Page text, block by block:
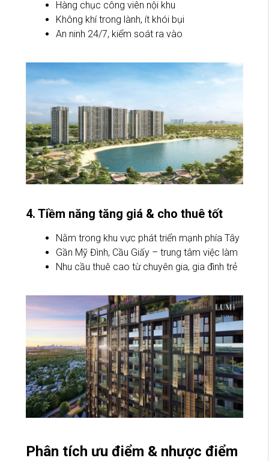
Hàng chục công viên nội khu
Không khí trong lành, ít khói bụi
An ninh 24/7, kiểm soát ra vào
4. Tiềm năng tăng giá & cho thuê tốt
Nằm trong khu vực phát triển mạnh phía Tây
Gần Mỹ Đình, Cầu Giấy – trung tâm việc làm
Nhu cầu thuê cao từ chuyên gia, gia đình trẻ
Phân tích ưu điểm & nhược điểm